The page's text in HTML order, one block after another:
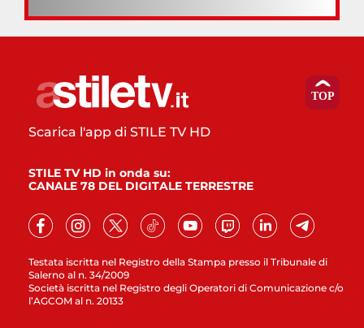
Testata iscritta nel Registro della Stampa presso il Tribunale di
Salerno al n. 34/2009
Società iscritta nel Registro degli Operatori di Comunicazione c/o
l’AGCOM al n. 20133
Scarica l'app di STILE TV HD
STILE TV HD in onda su:
CANALE 78 DEL DIGITALE TERRESTRE